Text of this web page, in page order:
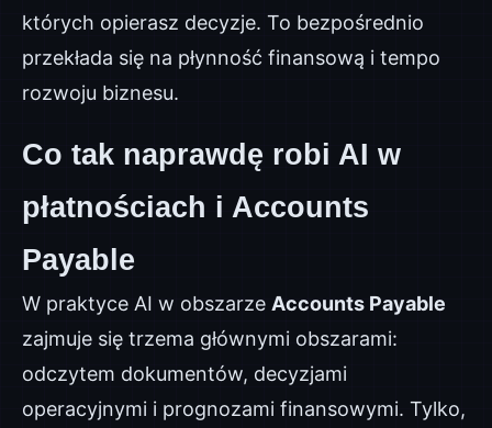
których opierasz decyzje. To bezpośrednio
przekłada się na płynność finansową i tempo
rozwoju biznesu.
Co tak naprawdę robi AI w
płatnościach i Accounts
Payable
W praktyce AI w obszarze Accounts Payable
zajmuje się trzema głównymi obszarami:
odczytem dokumentów, decyzjami
operacyjnymi i prognozami finansowymi. Tylko,